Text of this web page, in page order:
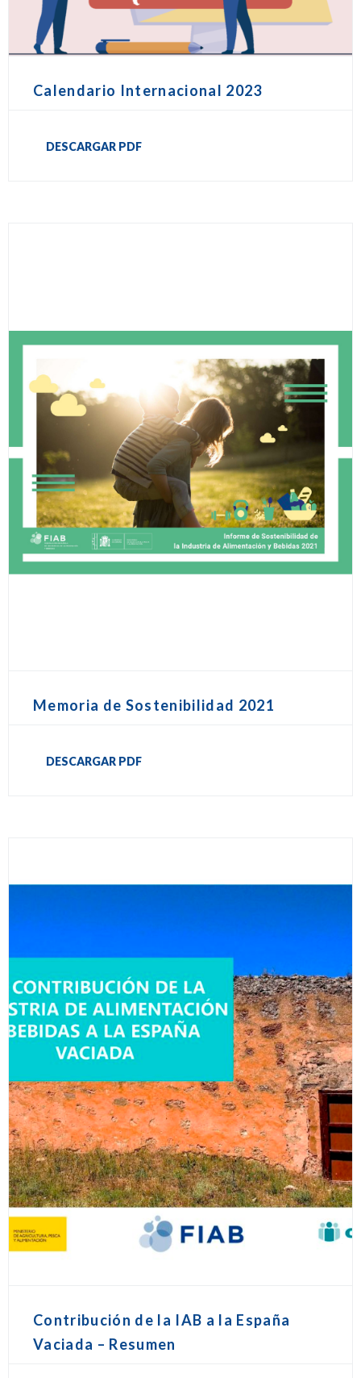
Calendario Internacional 2023
DESCARGAR PDF
Memoria de Sostenibilidad 2021
DESCARGAR PDF
Contribución de la IAB a la España
Vaciada – Resumen